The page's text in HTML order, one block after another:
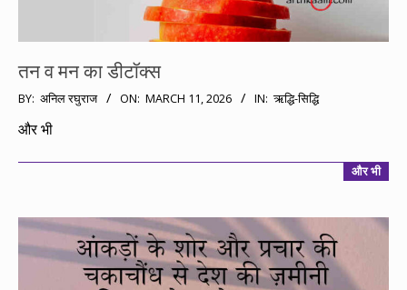
तन व मन का डीटॉक्स
2026-
03-
BY: अनिल रघुराज ON: MARCH 11, 2026 IN: ऋद्धि-सिद्धि
और भी
और भी